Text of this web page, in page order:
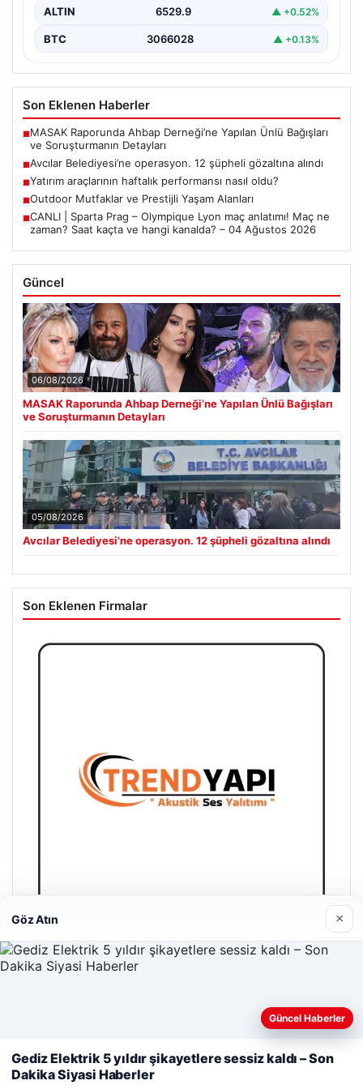
ALTIN 6529.9 ▲ +0.52%
BTC 3066028 ▲ +0.13%
Son Eklenen Haberler
■MASAK Raporunda Ahbap Derneği’ne Yapılan Ünlü Bağışları
ve Soruşturmanın Detayları
■Avcılar Belediyesi’ne operasyon. 12 şüpheli gözaltına alındı
■Yatırım araçlarının haftalık performansı nasıl oldu?
■Outdoor Mutfaklar ve Prestijli Yaşam Alanları
■CANLI | Sparta Prag – Olympique Lyon maç anlatımı! Maç ne
zaman? Saat kaçta ve hangi kanalda? – 04 Ağustos 2026
Güncel
06/08/2026
MASAK Raporunda Ahbap Derneği’ne Yapılan Ünlü Bağışları
ve Soruşturmanın Detayları
05/08/2026
Avcılar Belediyesi’ne operasyon. 12 şüpheli gözaltına alındı
Son Eklenen Firmalar
Trend Yapı Akustik
Web sitemizi nasıl kullandığınızı daha iyi anlayabilmek,
kullanıyoruz.Çerez Politikamız
Göz Atın ×
Güncel Haberler
Gediz Elektrik 5 yıldır şikayetlere sessiz kaldı – Son
Dakika Siyasi Haberler